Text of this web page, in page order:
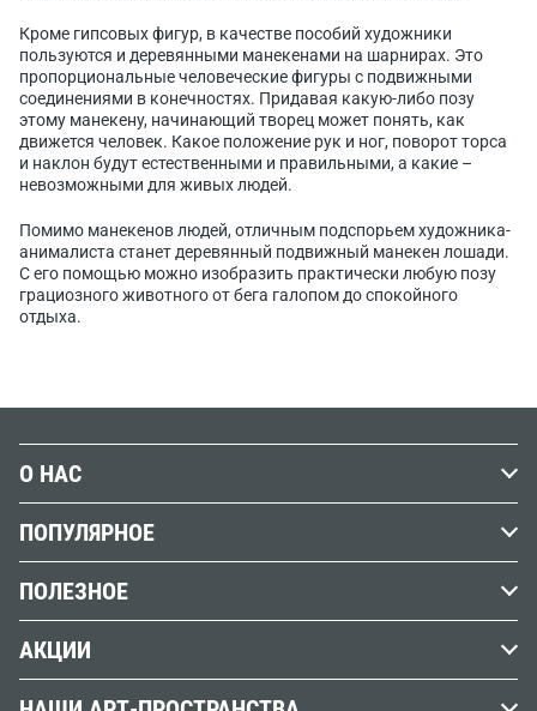
Кроме гипсовых фигур, в качестве пособий художники
пользуются и деревянными манекенами на шарнирах. Это
пропорциональные человеческие фигуры с подвижными
соединениями в конечностях. Придавая какую-либо позу
этому манекену, начинающий творец может понять, как
движется человек. Какое положение рук и ног, поворот торса
и наклон будут естественными и правильными, а какие –
невозможными для живых людей.
Помимо манекенов людей, отличным подспорьем художника-
анималиста станет деревянный подвижный манекен лошади.
С его помощью можно изобразить практически любую позу
грациозного животного от бега галопом до спокойного
отдыха.
О НАС
Наши магазины
Бренды
Вакансии
Наши реквизиты
ПОПУЛЯРНОЕ
Краски
Кисти
Холст
ПОЛЕЗНОЕ
Вопросы и ответы
АКЦИИ